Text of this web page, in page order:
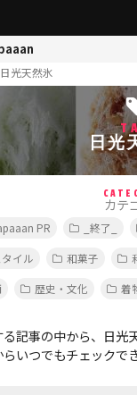
日光天然氷
日光
カテ
PR _終了_
イル 和菓子
歴史・文化 着
記事の中から、日
いつでもチェックでき